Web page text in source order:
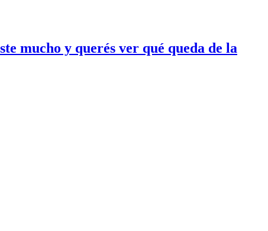
mucho y querés ver qué queda de la